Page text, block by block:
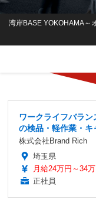
湾岸BASE YOKOHAMA～
ワークライフバラ
の検品・軽作業・キ
株式会社Brand Rich
埼玉県
月給24万円～34万
正社員